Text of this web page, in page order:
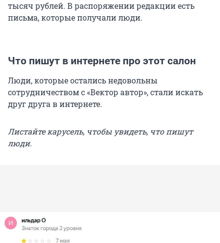
тысяч рублей. В распоряжении редакции есть
письма, которые получали люди.
Что пишут в интернете про этот салон
Люди, которые остались недовольны
сотрудничеством с «Вектор автор», стали искать
друг друга в интернете.
Листайте карусель, чтобы увидеть, что пишут
люди.